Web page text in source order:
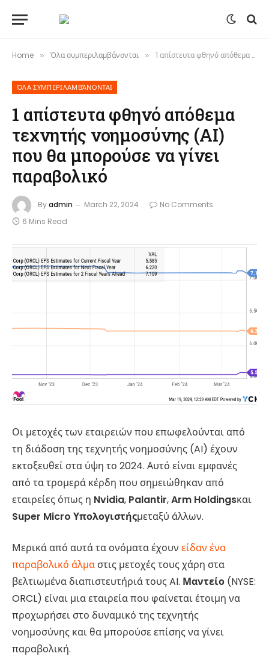
Home » Όλα συμπεριλαμβάνονται » 1 απίστευτα φθηνό απόθεμα τεχνητής νοημοσύνης (AI) που θα μπορούσε να γίνει παραβολικό
ΌΛΑ ΣΥΜΠΕΡΙΛΑΜΒΆΝΟΝΤΑΙ
1 απίστευτα φθηνό απόθεμα
τεχνητής νοημοσύνης (AI)
που θα μπορούσε να γίνει
παραβολικό
Byadmin March 22, 2024
No Comments
6 Mins Read
Οι μετοχές των εταιρειών που επωφελούνται από
τη διάδοση της τεχνητής νοημοσύνης (AI) έχουν
εκτοξευθεί στα ύψη το 2024. Αυτό είναι εμφανές
από τα τρομερά κέρδη που σημειώθηκαν από
εταιρείες όπως η Nvidia, Palantir,Arm Holdingsκαι
Super Micro Υπολογιστήςμεταξύ άλλων.
Μερικά από αυτά τα ονόματα έχουν είδαν ένα
παραβολικό άλμα στις μετοχές τους χάρη στα
βελτιωμένα διαπιστευτήριά τους AI. Μαντείο (NYSE:
ORCL) είναι μια εταιρεία που φαίνεται έτοιμη να
προχωρήσει στο δυναμικό της τεχνητής
νοημοσύνης και θα μπορούσε επίσης να γίνει
παραβολική.